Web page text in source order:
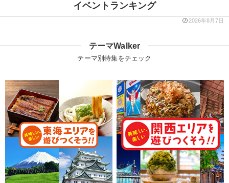
イベントランキング
2026年8月7日
テーマWalker
テーマ別特集をチェック